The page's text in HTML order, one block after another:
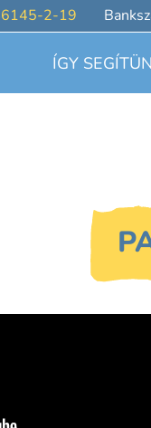
2-19
ÍGY